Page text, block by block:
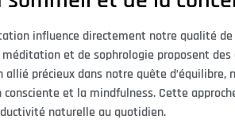
influence directement notre qualité
méditation et de sophrologie proposent
précieux dans notre quête d’équilibre,
et la mindfulness. Cette
naturelle au quotidien.